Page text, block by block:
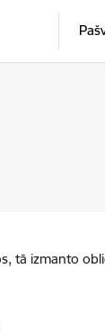
tā izmanto